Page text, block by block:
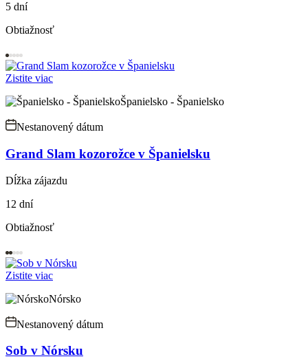
5 dní
Obtiažnosť
Zistite viac
Španielsko - Španielsko
Nestanovený dátum
Grand Slam kozorožce v Španielsku
Dĺžka zájazdu
12 dní
Obtiažnosť
Zistite viac
Nórsko
Nestanovený dátum
Sob v Nórsku